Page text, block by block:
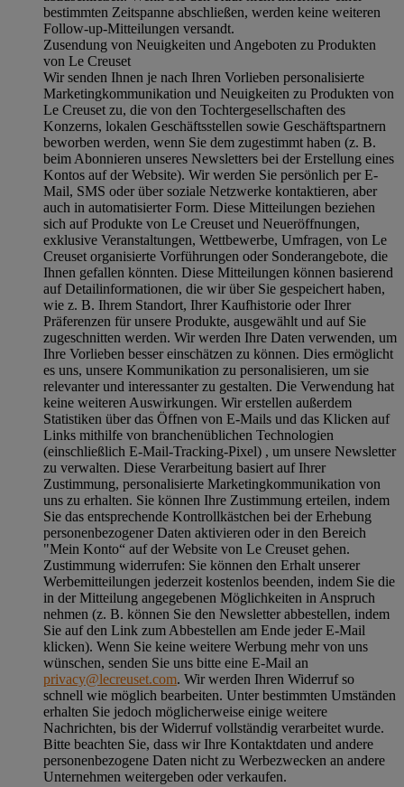
bestimmten Zeitspanne abschließen, werden keine weiteren
Follow-up-Mitteilungen versandt.
Zusendung von Neuigkeiten und Angeboten zu Produkten
von Le Creuset
Wir senden Ihnen je nach Ihren Vorlieben personalisierte
Marketingkommunikation und Neuigkeiten zu Produkten von
Le Creuset zu, die von den Tochtergesellschaften des
Konzerns, lokalen Geschäftsstellen sowie Geschäftspartnern
beworben werden, wenn Sie dem zugestimmt haben (z. B.
beim Abonnieren unseres Newsletters bei der Erstellung eines
Kontos auf der Website). Wir werden Sie persönlich per E-
Mail, SMS oder über soziale Netzwerke kontaktieren, aber
auch in automatisierter Form. Diese Mitteilungen beziehen
sich auf Produkte von Le Creuset und Neueröffnungen,
exklusive Veranstaltungen, Wettbewerbe, Umfragen, von Le
Creuset organisierte Vorführungen oder Sonderangebote, die
Ihnen gefallen könnten. Diese Mitteilungen können basierend
auf Detailinformationen, die wir über Sie gespeichert haben,
wie z. B. Ihrem Standort, Ihrer Kaufhistorie oder Ihrer
Präferenzen für unsere Produkte, ausgewählt und auf Sie
zugeschnitten werden. Wir werden Ihre Daten verwenden, um
Ihre Vorlieben besser einschätzen zu können. Dies ermöglicht
es uns, unsere Kommunikation zu personalisieren, um sie
relevanter und interessanter zu gestalten. Die Verwendung hat
keine weiteren Auswirkungen. Wir erstellen außerdem
Statistiken über das Öffnen von E-Mails und das Klicken auf
Links mithilfe von branchenüblichen Technologien
(einschließlich E-Mail-Tracking-Pixel) , um unsere Newsletter
zu verwalten. Diese Verarbeitung basiert auf Ihrer
Zustimmung, personalisierte Marketingkommunikation von
uns zu erhalten. Sie können Ihre Zustimmung erteilen, indem
Sie das entsprechende Kontrollkästchen bei der Erhebung
personenbezogener Daten aktivieren oder in den Bereich
"Mein Konto“ auf der Website von Le Creuset gehen.
Zustimmung widerrufen: Sie können den Erhalt unserer
Werbemitteilungen jederzeit kostenlos beenden, indem Sie die
in der Mitteilung angegebenen Möglichkeiten in Anspruch
nehmen (z. B. können Sie den Newsletter abbestellen, indem
Sie auf den Link zum Abbestellen am Ende jeder E-Mail
klicken). Wenn Sie keine weitere Werbung mehr von uns
wünschen, senden Sie uns bitte eine E-Mail an
privacy@lecreuset.com. Wir werden Ihren Widerruf so
schnell wie möglich bearbeiten. Unter bestimmten Umständen
erhalten Sie jedoch möglicherweise einige weitere
Nachrichten, bis der Widerruf vollständig verarbeitet wurde.
Bitte beachten Sie, dass wir Ihre Kontaktdaten und andere
personenbezogene Daten nicht zu Werbezwecken an andere
Unternehmen weitergeben oder verkaufen.